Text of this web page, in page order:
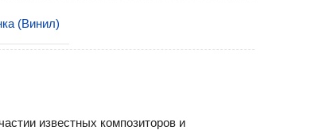
(Винил)
известных композиторов и